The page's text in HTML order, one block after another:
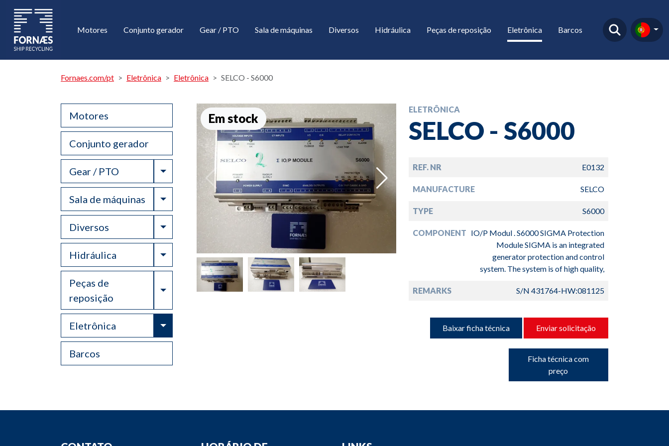
Motores Conjunto gerador Gear / PTO Sala de máquinas Diversos Hidráulica Peças de reposição Eletrônica Barcos
Fornaes.com/pt Eletrônica Eletrônica SELCO - S6000
Motores
Conjunto gerador
Gear / PTO Toggle Dropdown
Sala de máquinas Toggle Dropdown
Diversos Toggle Dropdown
Hidráulica Toggle Dropdown
Peças de
reposição
Toggle Dropdown
Eletrônica Toggle Dropdown
Barcos
Em stock
ELETRÔNICA
SELCO - S6000
REF. NR E0132
MANUFACTURE SELCO
TYPE S6000
COMPONENT IO/P Modul . S6000 SIGMA Protection
Module SIGMA is an integrated
generator protection and control
system. The system is of high quality,
REMARKS S/N 431764-HW:081125
Baixar ficha técnica Enviar solicitação
Ficha técnica com
preço